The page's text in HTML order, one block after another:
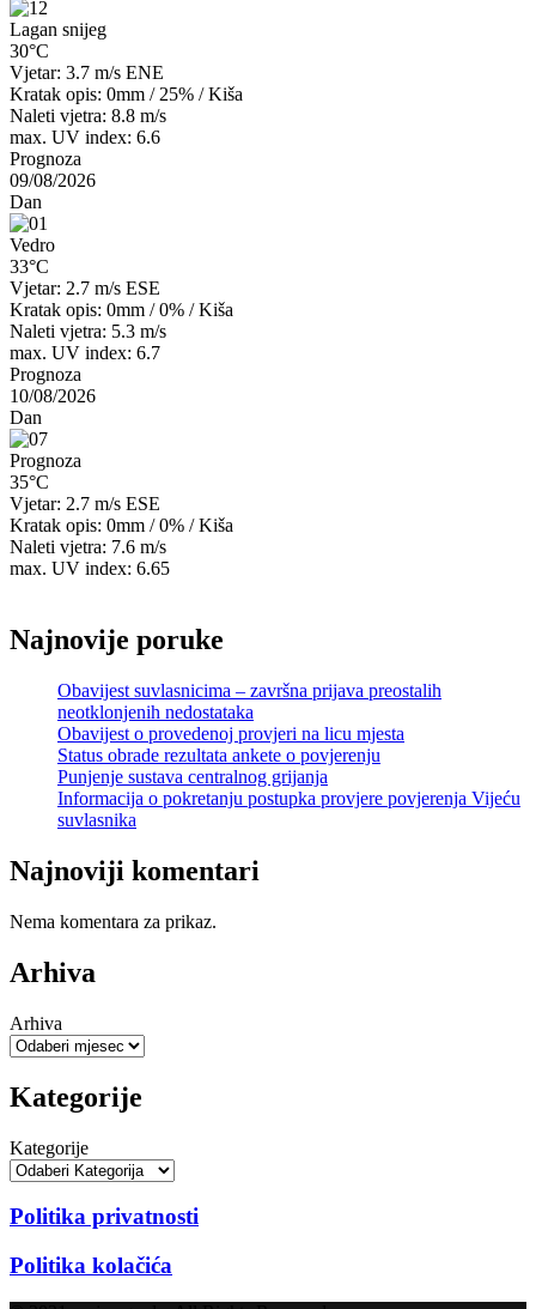
Lagan snijeg
30°C
Vjetar: 3.7 m/s ENE
Kratak opis: 0mm / 25% /Kiša
Naleti vjetra: 8.8 m/s
max. UV index: 6.6
Prognoza
09/08/2026
Dan
Vedro
33°C
Vjetar: 2.7 m/s ESE
Kratak opis: 0mm /0% /Kiša
Naleti vjetra: 5.3 m/s
max. UV index: 6.7
Prognoza
10/08/2026
Dan
Prognoza
35°C
Vjetar: 2.7 m/s ESE
Kratak opis: 0mm /0% /Kiša
Naleti vjetra: 7.6 m/s
max. UV index: 6.65
Najnovije poruke
Obavijest suvlasnicima – završna prijava preostalih
neotklonjenih nedostataka
Obavijest o provedenoj provjeri na licu mjesta
Status obrade rezultata ankete o povjerenju
Punjenje sustava centralnog grijanja
Informacija o pokretanju postupka provjere povjerenja Vijeću
suvlasnika
Najnoviji komentari
Nema komentara za prikaz.
Arhiva
Arhiva
Kategorije
Kategorije
Politika privatnosti
Politika kolačića